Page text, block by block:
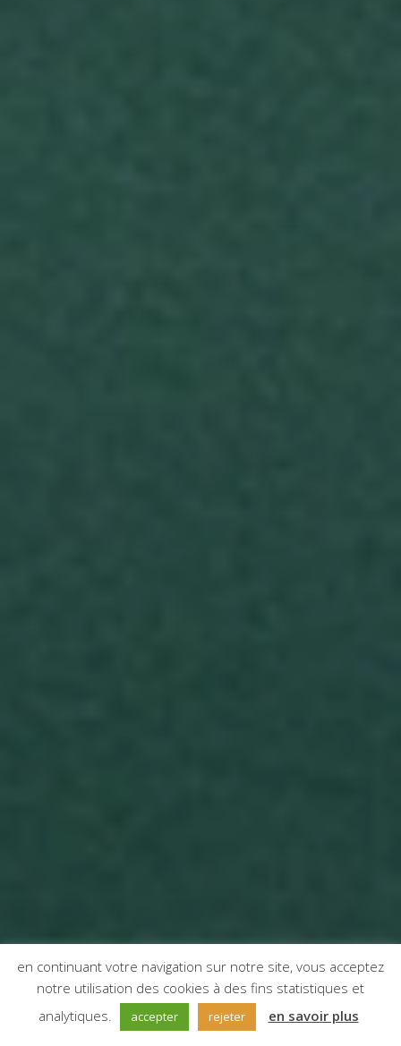
;
en continuant votre navigation sur notre site, vous acceptez
notre utilisation des cookies à des fins statistiques et
analytiques.
accepter rejeter en savoir plus